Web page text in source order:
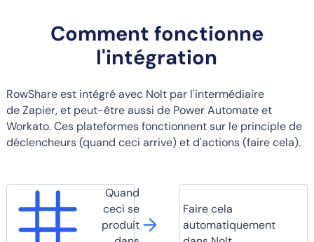
Comment fonctionne
l'intégration
RowShare est intégré avec Nolt par l'intermédiaire
de Zapier, et peut-être aussi de Power Automate et
Workato. Ces plateformes fonctionnent sur le principle de
déclencheurs (quand ceci arrive) et d'actions (faire cela).
Quand
ceci se
produit
Faire cela
automatiquement